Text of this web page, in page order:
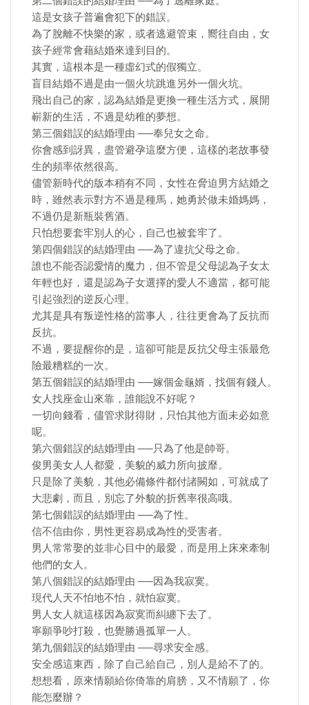
這是女孩子普遍會犯下的錯誤。
為了脫離不快樂的家，或者逃避管束，嚮往自由，女
孩子經常會藉結婚來達到目的。
其實，這根本是一種虛幻式的假獨立。
盲目結婚不過是由一個火坑跳進另外一個火坑。
飛出自己的家，認為結婚是更換一種生活方式，展開
嶄新的生活，不過是幼稚的夢想。
第三個錯誤的結婚理由 ──奉兒女之命。
你會感到訝異，盡管避孕這麼方便，這樣的老故事發
生的頻率依然很高。
儘管新時代的版本稍有不同，女性在脅迫男方結婚之
時，雖然表示對方不過是種馬，她勇於做未婚媽媽，
不過仍是新瓶裝舊酒。
只怕想要套牢別人的心，自己也被套牢了。
第四個錯誤的結婚理由 ──為了違抗父母之命。
誰也不能否認愛情的魔力，但不管是父母認為子女太
年輕也好，還是認為子女選擇的愛人不適當，都可能
引起強烈的逆反心理。
尤其是具有叛逆性格的當事人，往往更會為了反抗而
反抗。
不過，要提醒你的是，這卻可能是反抗父母主張最危
險最糟糕的一次。
第五個錯誤的結婚理由 ──嫁個金龜婿，找個有錢人。
女人找座金山來靠，誰能說不好呢？
一切向錢看，儘管求財得財，只怕其他方面未必如意
呢。
第六個錯誤的結婚理由 ──只為了他是帥哥。
俊男美女人人都愛，美貌的威力所向披靡。
只是除了美貌，其他必備條件都付諸闕如，可就成了
大悲劇，而且，別忘了外貌的折舊率很高哦。
第七個錯誤的結婚理由 ──為了性。
信不信由你，男性更容易成為性的受害者。
男人常常娶的並非心目中的最愛，而是用上床來牽制
他們的女人。
第八個錯誤的結婚理由 ──因為我寂寞。
現代人天不怕地不怕，就怕寂寞。
男人女人就這樣因為寂寞而糾纏下去了。
寧願爭吵打殺，也覺勝過孤單一人。
第九個錯誤的結婚理由 ──尋求安全感。
安全感這東西，除了自己給自己，別人是給不了的。
想想看，原來情願給你倚靠的肩膀，又不情願了，你
能怎麼辦？